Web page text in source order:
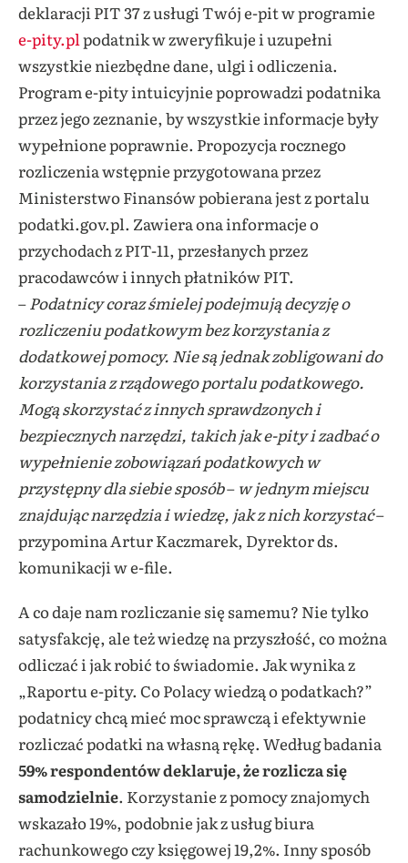
deklaracji PIT 37 z usługi Twój e-pit w programie
e-pity.plpodatnik w zweryfikuje i uzupełni
wszystkie niezbędne dane, ulgi i odliczenia.
Program e-pity intuicyjnie poprowadzi podatnika
przez jego zeznanie, by wszystkie informacje były
wypełnione poprawnie. Propozycja rocznego
rozliczenia wstępnie przygotowana przez
Ministerstwo Finansów pobierana jest z portalu
podatki.gov.pl. Zawiera ona informacje o
przychodach z PIT-11, przesłanych przez
pracodawców i innych płatników PIT.
–Podatnicy coraz śmielej podejmują decyzję o
rozliczeniu podatkowym bez korzystania z
dodatkowej pomocy. Nie są jednak zobligowani do
korzystania z rządowego portalu podatkowego.
Mogą skorzystać z innych sprawdzonych i
bezpiecznych narzędzi, takich jak e-pity i zadbać o
wypełnienie zobowiązań podatkowych w
przystępny dla siebie sposób– w jednym miejscu
znajdując narzędzia i wiedzę, jak z nich korzystać–
przypomina Artur Kaczmarek, Dyrektor ds.
komunikacji w e-file.
A co daje nam rozliczanie się samemu? Nie tylko
satysfakcję, ale też wiedzę na przyszłość, co można
odliczać i jak robić to świadomie. Jak wynika z
„Raportu e-pity. Co Polacy wiedzą o podatkach?”
podatnicy chcą mieć moc sprawczą i efektywnie
rozliczać podatki na własną rękę. Według badania
59% respondentów deklaruje, że rozlicza się
samodzielnie. Korzystanie z pomocy znajomych
wskazało 19%, podobnie jak z usług biura
rachunkowego czy księgowej 19,2%. Inny sposób